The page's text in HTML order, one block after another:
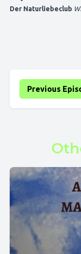
Der Naturliebeclub
Previous